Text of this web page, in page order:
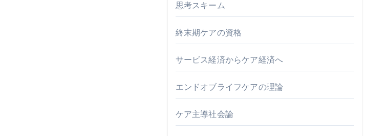
思考スキーム
終末期ケアの資格
サービス経済からケア経済へ
エンドオブライフケアの理論
ケア主導社会論